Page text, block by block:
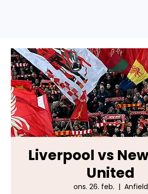
Liverpool vs
United
ons. 26. feb.
  |
Anfield